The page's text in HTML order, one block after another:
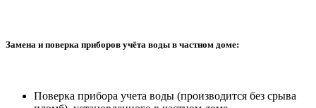
Замена и поверка приборов учёта воды в частном доме:
Поверка прибора учета воды (производится без срыва